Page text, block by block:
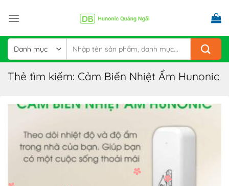
kiếm:
Thẻ tìm kiếm: Cảm Biến Nhiệt Ẩm Hunonic